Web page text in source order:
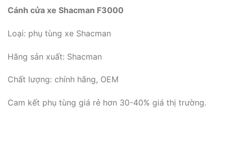
Cánh cửa xe Shacman F3000
Loại: phụ tùng xe Shacman
Hãng sản xuất: Shacman
Chất lượng: chính hãng, OEM
Cam kết phụ tùng giá rẻ hơn 30-40% giá thị trường.